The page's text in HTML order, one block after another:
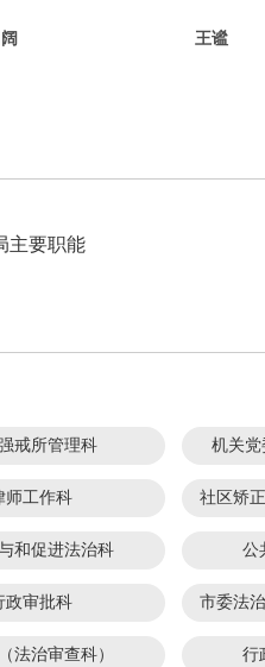
王谧
主要职能
戒所管理科 机关党
师工作科
和促进法治科 公
政审批科
法治审查科） 行